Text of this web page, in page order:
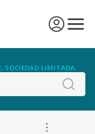
SOCIEDAD LIMITADA.